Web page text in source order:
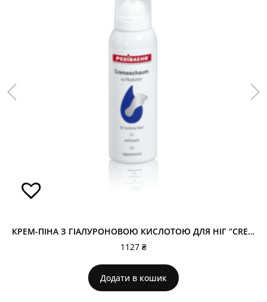
КРЕМ-ПІНА З ГІАЛУРОНОВОЮ КИСЛОТОЮ ДЛЯ НІГ “CREMESCHAUM MIT HYALURON”, PEDIBAEHR
1127 ₴
Додати в кошик